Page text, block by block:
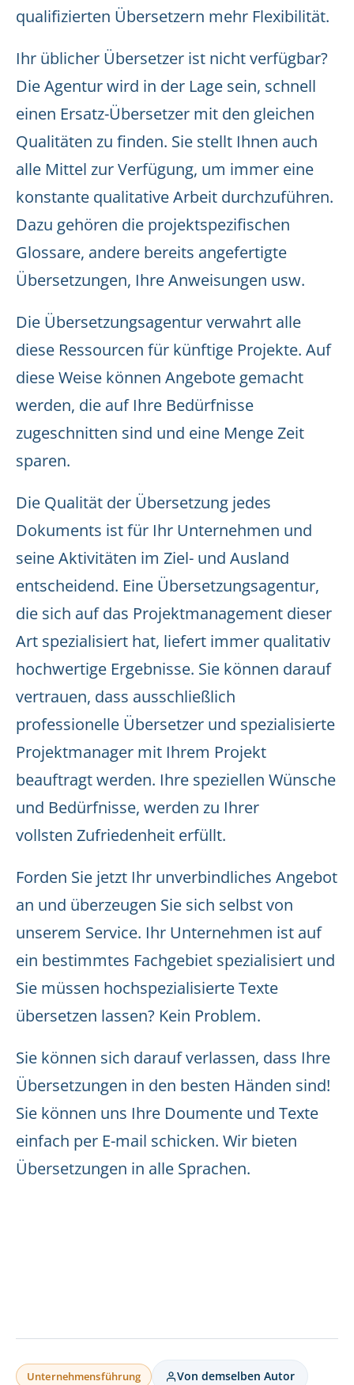
qualifizierten Übersetzern mehr Flexibilität.
Ihr üblicher Übersetzer ist nicht verfügbar?
Die Agentur wird in der Lage sein, schnell
einen Ersatz-Übersetzer mit den gleichen
Qualitäten zu finden. Sie stellt Ihnen auch
alle Mittel zur Verfügung, um immer eine
konstante qualitative Arbeit durchzuführen.
Dazu gehören die projektspezifischen
Glossare, andere bereits angefertigte
Übersetzungen, Ihre Anweisungen usw.
Die Übersetzungsagentur verwahrt alle
diese Ressourcen für künftige Projekte. Auf
diese Weise können Angebote gemacht
werden, die auf Ihre Bedürfnisse
zugeschnitten sind und eine Menge Zeit
sparen.
Die Qualität der Übersetzung jedes
Dokuments ist für Ihr Unternehmen und
seine Aktivitäten im Ziel- und Ausland
entscheidend. Eine Übersetzungsagentur,
die sich auf das Projektmanagement dieser
Art spezialisiert hat, liefert immer qualitativ
hochwertige Ergebnisse. Sie können darauf
vertrauen, dass ausschließlich
professionelle Übersetzer und spezialisierte
Projektmanager mit Ihrem Projekt
beauftragt werden. Ihre speziellen Wünsche
und Bedürfnisse, werden zu Ihrer
vollsten Zufriedenheit erfüllt.
Forden Sie jetzt Ihr unverbindliches Angebot
an und überzeugen Sie sich selbst von
unserem Service. Ihr Unternehmen ist auf
ein bestimmtes Fachgebiet spezialisiert und
Sie müssen hochspezialisierte Texte
übersetzen lassen? Kein Problem.
Sie können sich darauf verlassen, dass Ihre
Übersetzungen in den besten Händen sind!
Sie können uns Ihre Doumente und Texte
einfach per E-mail schicken. Wir bieten
Übersetzungen in alle Sprachen.
Unternehmensführung Von demselben Autor